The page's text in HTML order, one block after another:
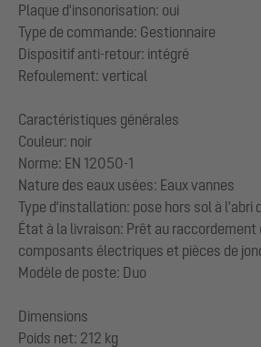
Plaque d'insonorisation: oui
Type de commande: Gestionnaire
Dispositif anti-retour: intégré
Refoulement: vertical
Caractéristiques générales
Couleur: noir
Norme: EN 12050-1
Nature des eaux usées: Eaux vannes
Type d'installation: pose hors sol à l'abri
État à la livraison: Prêt au
composants électriques et pièces de
Modèle de poste: Duo
Dimensions
Poids net: 212 kg